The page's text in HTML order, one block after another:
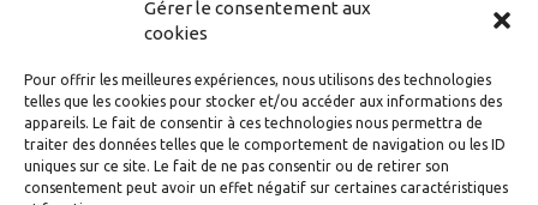
Gérer le consentement aux
cookies
Pour offrir les meilleures expériences, nous utilisons des technologies
telles que les cookies pour stocker et/ou accéder aux informations des
appareils. Le fait de consentir à ces technologies nous permettra de
traiter des données telles que le comportement de navigation ou les ID
uniques sur ce site. Le fait de ne pas consentir ou de retirer son
consentement peut avoir un effet négatif sur certaines caractéristiques
The first stage